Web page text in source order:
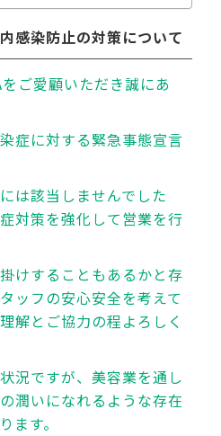
感染防止の対策について
ご愛顧いただき誠にあ
症に対する緊急事態宣言
は該当しませんでした
対策を強化して営業を行
けすることもあるかと存
ッフの安心安全を考えて
解とご協力の程よろしく
況ですが、美容業を通し
潤いになれるような存在
ます。